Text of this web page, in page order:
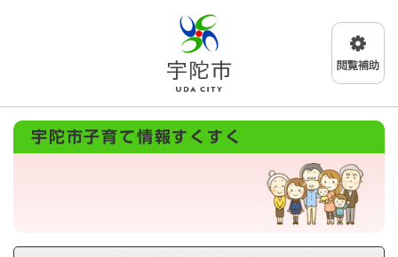
メニューを飛ばして本文へ
宇陀市子育て情報すくすく